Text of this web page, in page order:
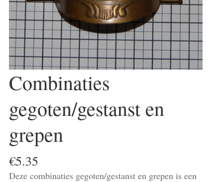
Combinaties
gegoten/gestanst en
grepen
€5.35
Deze combinaties gegoten/gestanst en grepen is een